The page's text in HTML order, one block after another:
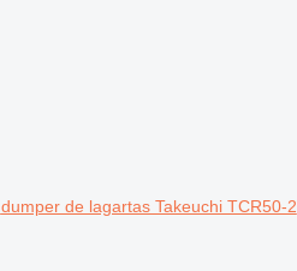
dumper de lagartas Takeuchi TCR50-2